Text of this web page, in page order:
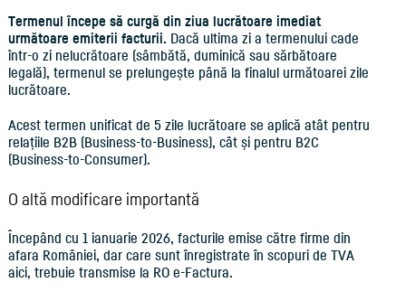
Termenul începe să curgă din ziua lucrătoare imediat
următoare emiterii facturii. Dacă ultima zi a termenului cade
într-o zi nelucrătoare (sâmbătă, duminică sau sărbătoare
legală), termenul se prelungește până la finalul următoarei zile
lucrătoare.
Acest termen unificat de 5 zile lucrătoare se aplică atât pentru
relațiile B2B (Business-to-Business), cât și pentru B2C
(Business-to-Consumer).
O altă modificare importantă
Începând cu 1 ianuarie 2026, facturile emise către firme din
afara României, dar care sunt înregistrate în scopuri de TVA
aici, trebuie transmise la RO e-Factura.